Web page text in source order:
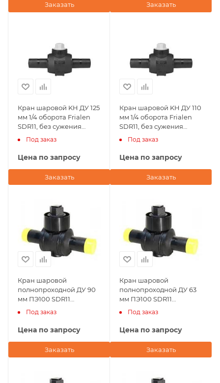
Заказать Заказать
Кран шаровой KH ДУ 125
мм 1/4 оборота Frialen
SDR11, без сужения
условного прохода
Под заказ
Цена по запросу
Заказать
Кран шаровой KH ДУ 110
мм 1/4 оборота Frialen
SDR11, без сужения
условного прохода
Под заказ
Цена по запросу
Заказать
Кран шаровой
полнопроходной ДУ 90
мм ПЭ100 SDR11
Andronaco (Франция)
Под заказ
Цена по запросу
Заказать
Кран шаровой
полнопроходной ДУ 63
мм ПЭ100 SDR11
Andronaco (Франция)
Под заказ
Цена по запросу
Заказать